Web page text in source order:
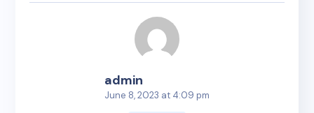
admin
June 8, 2023 at 4:09 pm